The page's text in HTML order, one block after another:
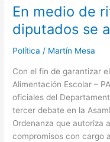
En medio de
diputados se
Política / Martín Mesa
Con el fin de garantizar
Alimentación Escolar –
oficiales del
tercer debate en la
Ordenanza que autoriza
compromisos con cargo